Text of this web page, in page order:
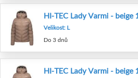
HI-TEC Lady Varmi - beige
Velikost: L
Do 3 dnů
HI-TEC Lady Varmi - beige